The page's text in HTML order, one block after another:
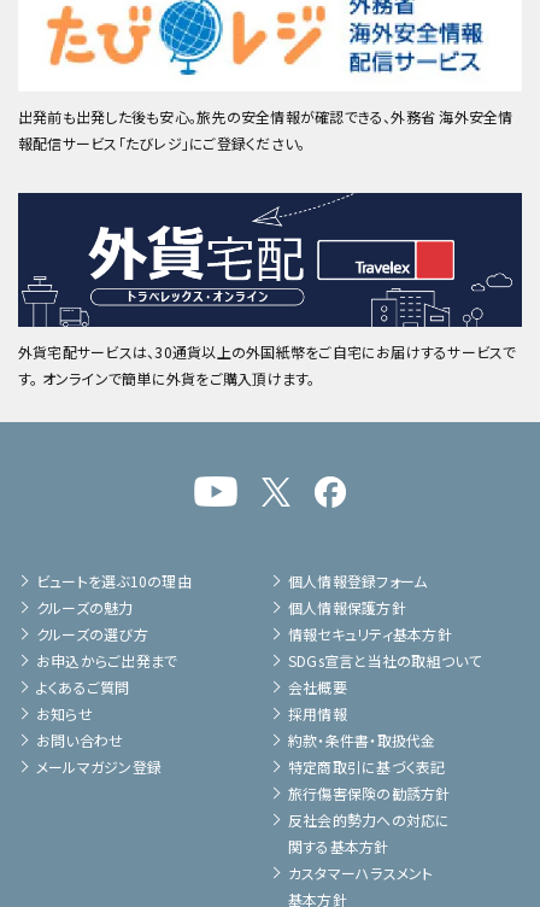
出発前も出発した後も安心。旅先の安全情報が確認できる、外務省 海外安全情
報配信サービス「たびレジ」にご登録ください。
外貨宅配サービスは、30通貨以上の外国紙幣をご自宅にお届けするサービスで
す。 オンラインで簡単に外貨をご購入頂けます。
ビュートを選ぶ10の理由
クルーズの魅力
クルーズの選び方
お申込からご出発まで
よくあるご質問
お知らせ
お問い合わせ
メールマガジン登録
個人情報登録フォーム
個人情報保護方針
情報セキュリティ基本方針
SDGs宣言と当社の取組ついて
会社概要
採用情報
約款・条件書・取扱代金
特定商取引に基づく表記
旅行傷害保険の勧誘方針
反社会的勢力への対応に
関する基本方針
カスタマーハラスメント
基本方針